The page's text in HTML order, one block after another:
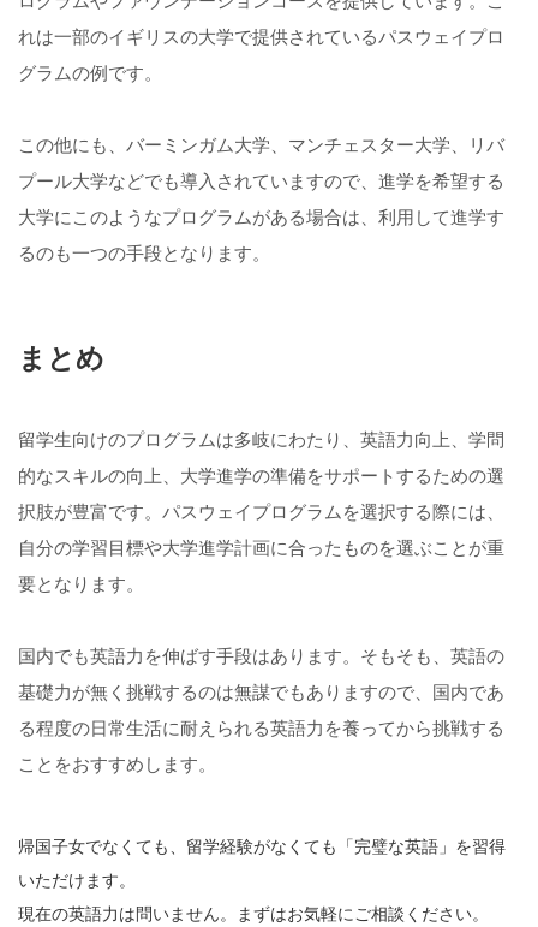
れは一部のイギリスの大学で提供されているパスウェイプロ
グラムの例です。
この他にも、バーミンガム大学、マンチェスター大学、リバ
プール大学などでも導入されていますので、進学を希望する
大学にこのようなプログラムがある場合は、利用して進学す
るのも一つの手段となります。
まとめ
留学生向けのプログラムは多岐にわたり、英語力向上、学問
的なスキルの向上、大学進学の準備をサポートするための選
択肢が豊富です。パスウェイプログラムを選択する際には、
自分の学習目標や大学進学計画に合ったものを選ぶことが重
要となります。
国内でも英語力を伸ばす手段はあります。そもそも、英語の
基礎力が無く挑戦するのは無謀でもありますので、国内であ
る程度の日常生活に耐えられる英語力を養ってから挑戦する
ことをおすすめします。
帰国子女でなくても、留学経験がなくても「完璧な英語」を習得
いただけます。
現在の英語力は問いません。まずはお気軽にご相談ください。